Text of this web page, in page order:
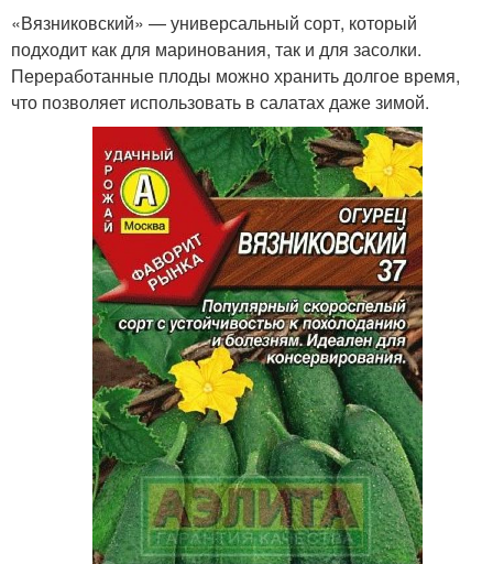
«Вязниковский» — универсальный сорт, который
подходит как для маринования, так и для засолки.
Переработанные плоды можно хранить долгое время,
что позволяет использовать в салатах даже зимой.